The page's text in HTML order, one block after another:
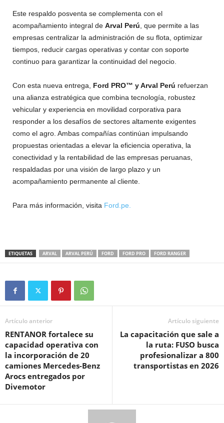
Este respaldo posventa se complementa con el
acompañamiento integral de Arval Perú , que permite a las
empresas centralizar la administración de su flota, optimizar
tiempos, reducir cargas operativas y contar con soporte
continuo para garantizar la continuidad del negocio.
Con esta nueva entrega, Ford PRO™ y Arval Perú refuerzan
una alianza estratégica que combina tecnología, robustez
vehicular y experiencia en movilidad corporativa para
responder a los desafíos de sectores altamente exigentes
como el agro. Ambas compañías continúan impulsando
propuestas orientadas a elevar la eficiencia operativa, la
conectividad y la rentabilidad de las empresas peruanas,
respaldadas por una visión de largo plazo y un
acompañamiento permanente al cliente.
Para más información, visita Ford.pe.
ETIQUETAS ARVAL ARVAL PERÚ FORD FORD PRO FORD RANGER
Artículo anterior
RENTANOR fortalece su
capacidad operativa con
la incorporación de 20
camiones Mercedes-Benz
Arocs entregados por
Divemotor
Artículo siguiente
La capacitación que sale a
la ruta: FUSO busca
profesionalizar a 800
transportistas en 2026